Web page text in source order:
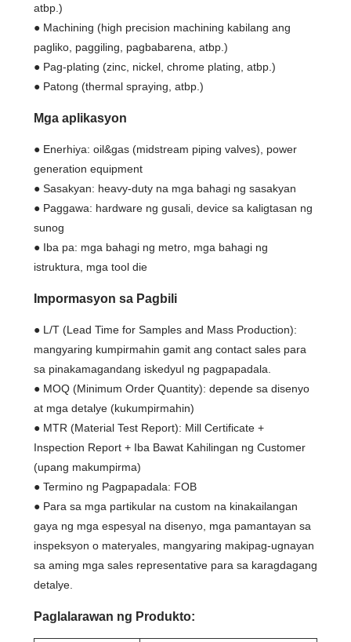
atbp.)
● Machining (high precision machining kabilang ang
pagliko, paggiling, pagbabarena, atbp.)
● Pag-plating (zinc, nickel, chrome plating, atbp.)
● Patong (thermal spraying, atbp.)
Mga aplikasyon
● Enerhiya: oil&gas (midstream piping valves), power
generation equipment
● Sasakyan: heavy-duty na mga bahagi ng sasakyan
● Paggawa: hardware ng gusali, device sa kaligtasan ng
sunog
● Iba pa: mga bahagi ng metro, mga bahagi ng
istruktura, mga tool die
Impormasyon sa Pagbili
● L/T (Lead Time for Samples and Mass Production):
mangyaring kumpirmahin gamit ang contact sales para
sa pinakamagandang iskedyul ng pagpapadala.
● MOQ (Minimum Order Quantity): depende sa disenyo
at mga detalye (kukumpirmahin)
● MTR (Material Test Report): Mill Certificate +
Inspection Report + Iba Bawat Kahilingan ng Customer
(upang makumpirma)
● Termino ng Pagpapadala: FOB
● Para sa mga partikular na custom na kinakailangan
gaya ng mga espesyal na disenyo, mga pamantayan sa
inspeksyon o materyales, mangyaring makipag-ugnayan
sa aming mga sales representative para sa karagdagang
detalye.
Paglalarawan ng Produkto: